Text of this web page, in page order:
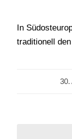
In
traditionell
30.